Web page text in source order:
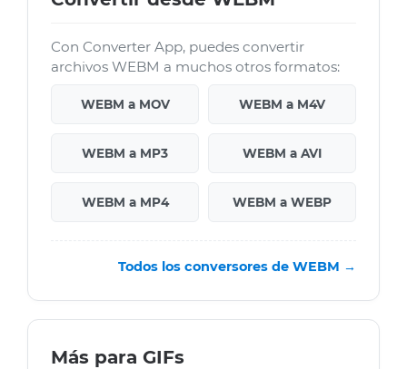
Con Converter App, puedes convertir
archivos WEBM a muchos otros formatos:
WEBM a MOV WEBM a M4V
WEBM a MP3 WEBM a AVI
WEBM a MP4 WEBM a WEBP
Todos los conversores de WEBM →
Más para GIFs